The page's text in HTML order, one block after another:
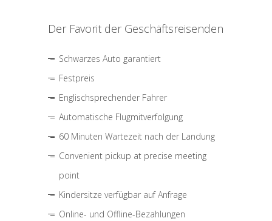
Der Favorit der Geschäftsreisenden
Schwarzes Auto garantiert
Festpreis
Englischsprechender Fahrer
Automatische Flugmitverfolgung
60 Minuten Wartezeit nach der Landung
Convenient pickup at precise meeting
point
Kindersitze verfügbar auf Anfrage
Online- und Offline-Bezahlungen